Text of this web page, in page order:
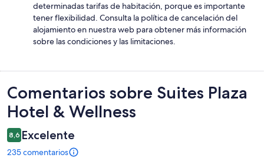
determinadas tarifas de habitación, porque es importante
tener flexibilidad. Consulta la política de cancelación del
alojamiento en nuestra web para obtener más información
sobre las condiciones y las limitaciones.
Comentarios
Comentarios sobre Suites Plaza
Hotel & Wellness
8,6 Excelente
235 comentarios